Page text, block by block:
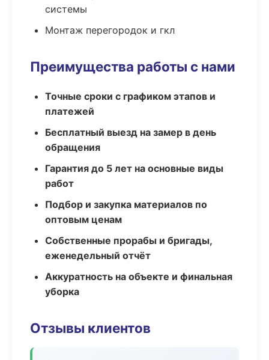
системы
Монтаж перегородок и гкл
Преимущества работы с нами
Точные сроки с графиком этапов и
платежей
Бесплатный выезд на замер в день
обращения
Гарантия до 5 лет на основные виды
работ
Подбор и закупка материалов по
оптовым ценам
Собственные прорабы и бригады,
еженедельный отчёт
Аккуратность на объекте и финальная
уборка
Отзывы клиентов